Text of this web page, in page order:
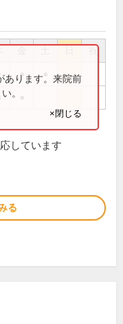
祝
●
あります。来院前
。
×閉じる
しています
る